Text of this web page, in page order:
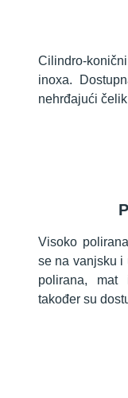
Cilindro-
inoxa.
nehrđajući
Visoko
se na vanjsku i
polirana, mat
također su